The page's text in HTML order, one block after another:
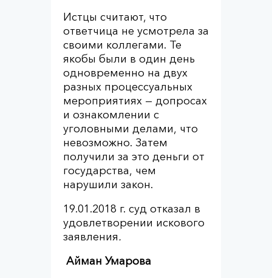
Истцы считают, что
ответчица не усмотрела за
своими коллегами. Те
якобы были в один день
одновременно на двух
разных процессуальных
мероприятиях — допросах
и ознакомлении с
уголовными делами, что
невозможно. Затем
получили за это деньги от
государства, чем
нарушили закон.
19.01.2018 г. суд отказал в
удовлетворении искового
заявления.
Айман Умарова